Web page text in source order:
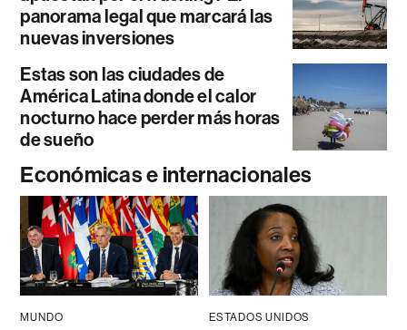
panorama legal que marcará las
nuevas inversiones
Estas son las ciudades de
América Latina donde el calor
nocturno hace perder más horas
de sueño
Económicas e internacionales
MUNDO ESTADOS UNIDOS